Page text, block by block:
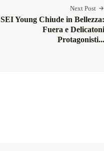
Next Post
SEI Young Chiude in Bellezza:
Fuera e Delicatoni
Protagonisti...